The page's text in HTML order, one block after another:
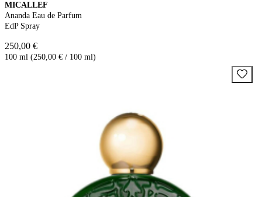
MICALLEF
Ananda Eau de Parfum
EdP Spray
250,00 €
100 ml (250,00 € / 100 ml)